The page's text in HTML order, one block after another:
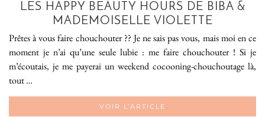
LES HAPPY BEAUTY HOURS DE BIBA &
MADEMOISELLE VIOLETTE
Prêtes à vous faire chouchouter ?? Je ne sais pas vous, mais moi en ce
moment je n’ai qu’une seule lubie : me faire chouchouter ! Si je
m’écoutais, je me payerai un weekend cocooning-chouchoutage là,
tout …
VOIR L’ARTICLE